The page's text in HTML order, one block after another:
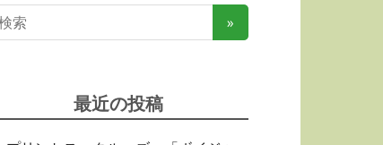
最近の投稿